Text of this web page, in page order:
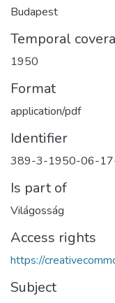
Budapest
Temporal
1950
Format
application/pdf
Identifier
389-3-1950-06-
Is part of
Világosság
Access rights
https://
Subject